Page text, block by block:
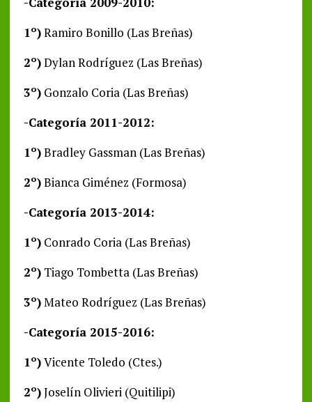
1º)Ramiro Bonillo (Las Breñas)
2º)Dylan Rodríguez (Las Breñas)
3º)Gonzalo Coria (Las Breñas)
-Categoría 2011-2012:
1º)Bradley Gassman (Las Breñas)
2º)Bianca Giménez (Formosa)
-Categoría 2013-2014:
1º)Conrado Coria (Las Breñas)
2º)Tiago Tombetta (Las Breñas)
3º)Mateo Rodríguez (Las Breñas)
-Categoría 2015-2016:
1º)Vicente Toledo (Ctes.)
2º)Joselín Olivieri (Quitilipi)